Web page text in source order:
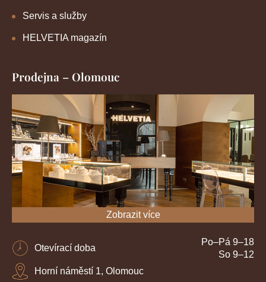
Servis a služby
HELVETIA magazín
Prodejna – Olomouc
Zobrazit více
Otevírací doba
Po–Pá 9–18
So 9–12
Horní náměstí 1, Olomouc